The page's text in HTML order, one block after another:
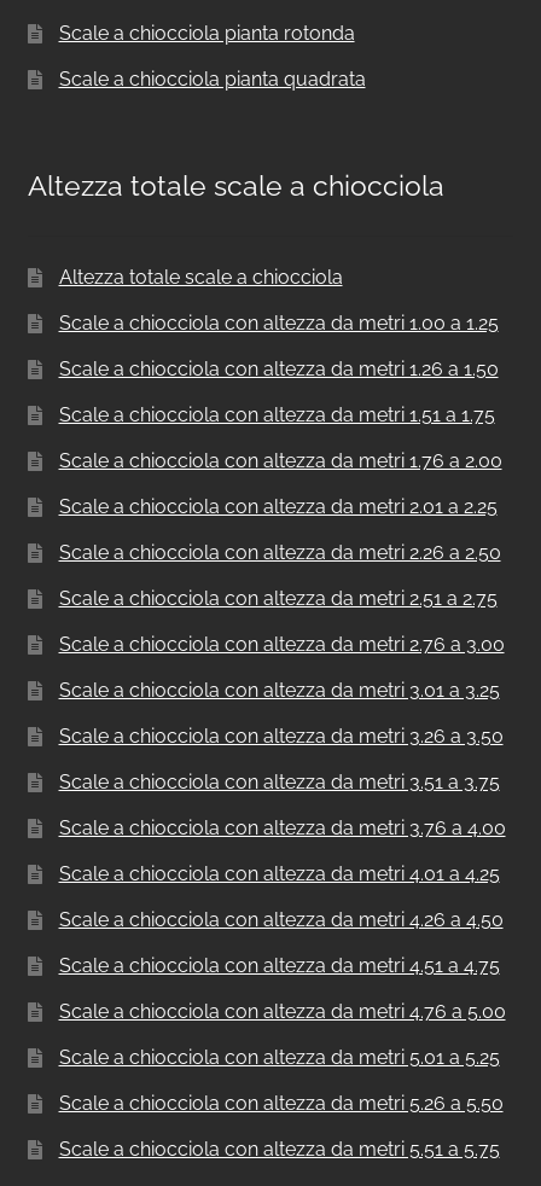
Scale a chiocciola pianta rotonda
Scale a chiocciola pianta quadrata
Altezza totale scale a chiocciola
Altezza totale scale a chiocciola
Scale a chiocciola con altezza da metri 1.00 a 1.25
Scale a chiocciola con altezza da metri 1.26 a 1.50
Scale a chiocciola con altezza da metri 1.51 a 1.75
Scale a chiocciola con altezza da metri 1.76 a 2.00
Scale a chiocciola con altezza da metri 2.01 a 2.25
Scale a chiocciola con altezza da metri 2.26 a 2.50
Scale a chiocciola con altezza da metri 2.51 a 2.75
Scale a chiocciola con altezza da metri 2.76 a 3.00
Scale a chiocciola con altezza da metri 3.01 a 3.25
Scale a chiocciola con altezza da metri 3.26 a 3.50
Scale a chiocciola con altezza da metri 3.51 a 3.75
Scale a chiocciola con altezza da metri 3.76 a 4.00
Scale a chiocciola con altezza da metri 4.01 a 4.25
Scale a chiocciola con altezza da metri 4.26 a 4.50
Scale a chiocciola con altezza da metri 4.51 a 4.75
Scale a chiocciola con altezza da metri 4.76 a 5.00
Scale a chiocciola con altezza da metri 5.01 a 5.25
Scale a chiocciola con altezza da metri 5.26 a 5.50
Scale a chiocciola con altezza da metri 5.51 a 5.75